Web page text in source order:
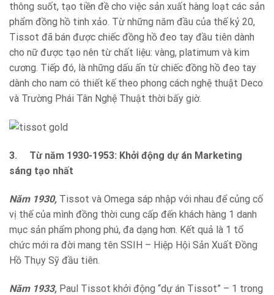
thông suốt, tạo tiền đề cho việc sản xuất hàng loạt các sản
phẩm đồng hồ tinh xảo. Từ những năm đầu của thế kỷ 20,
Tissot đã bán được chiếc đồng hồ đeo tay đầu tiên dành
cho nữ được tạo nên từ chất liệu: vàng, platimum và kim
cương. Tiếp đó, là những dấu ấn từ chiếc đồng hồ đeo tay
dành cho nam có thiết kế theo phong cách nghệ thuật Deco
và Trường Phái Tân Nghệ Thuật thời bấy giờ.
3. Từ năm 1930-1953: Khởi động dự án Marketing
sáng tạo nhất
Năm 1930, Tissot và Omega sáp nhập với nhau để củng cố
vị thế của mình đồng thời cung cấp đến khách hàng 1 danh
mục sản phẩm phong phú, đa dạng hơn. Kết quả là 1 tổ
chức mới ra đời mang tên SSIH – Hiệp Hội Sản Xuất Đồng
Hồ Thụy Sỹ đầu tiên.
Năm 1933, Paul Tissot khởi động “dự án Tissot” – 1 trong